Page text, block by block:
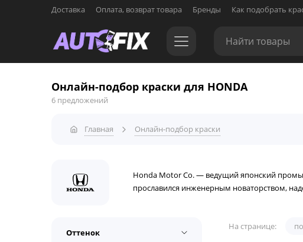
Доставка Оплата, возврат товара Бренды Как подобрать
Онлайн-подбор краски для HONDA
6 предложений
Главная Онлайн-подбор краски
Honda Motor Co. — ведущий японский
прославился инженерным новаторством,
Оттенок
На странице: